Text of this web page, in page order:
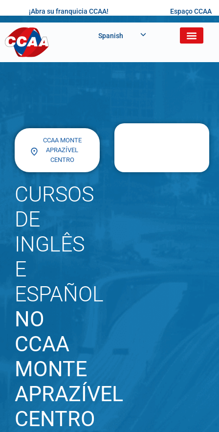
¡Abra su franquicia CCAA! Espaço CCAA
Spanish
CCAA MONTE
APRAZÍVEL
CENTRO
CURSOS
DE
INGLÊS
E
ESPAÑOL
NO
CCAA
MONTE
APRAZÍVEL
CENTRO